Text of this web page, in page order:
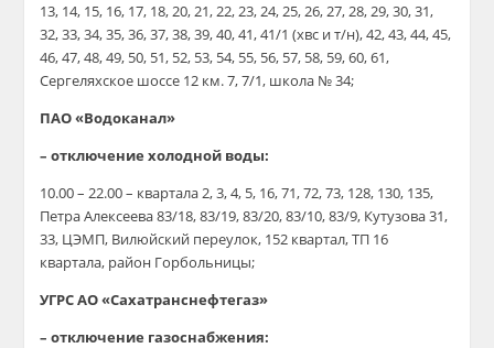
13, 14, 15, 16, 17, 18, 20, 21, 22, 23, 24, 25, 26, 27, 28, 29, 30, 31,
32, 33, 34, 35, 36, 37, 38, 39, 40, 41, 41/1 (хвс и т/н), 42, 43, 44, 45,
46, 47, 48, 49, 50, 51, 52, 53, 54, 55, 56, 57, 58, 59, 60, 61,
Сергеляхское шоссе 12 км. 7, 7/1, школа № 34;
ПАО «Водоканал»
– отключение холодной воды:
10.00 – 22.00 – квартала 2, 3, 4, 5, 16, 71, 72, 73, 128, 130, 135,
Петра Алексеева 83/18, 83/19, 83/20, 83/10, 83/9, Кутузова 31,
33, ЦЭМП, Вилюйский переулок, 152 квартал, ТП 16
квартала, район Горбольницы;
УГРС АО «Сахатранснефтегаз»
– отключение газоснабжения: